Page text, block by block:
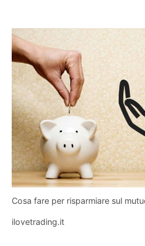
Cosa fare per risparmiare sul
ilovetrading.it